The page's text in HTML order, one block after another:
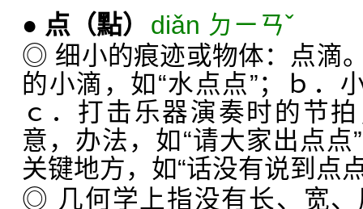
● 点 （點）
diǎn ㄉㄧㄢˇ
◎ 细小的痕迹或物体：点滴
的小滴，如“水点点”；ｂ．
ｃ．打击乐器演奏时的节
意，办法，如“请大家出点
关键地方，如“话没有说到点
◎ 几何学上指没有长、宽